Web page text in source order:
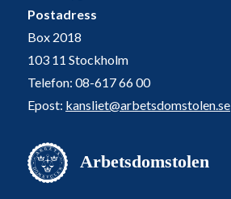
Postadress
Box 2018
103 11 Stockholm
Telefon: 08-617 66 00
Epost: kansliet@arbetsdomstolen.se